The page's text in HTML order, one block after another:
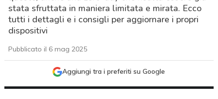
stata sfruttata in maniera limitata e mirata. Ecco
tutti i dettagli e i consigli per aggiornare i propri
dispositivi
Pubblicato il 6 mag 2025
Aggiungi tra i preferiti su Google